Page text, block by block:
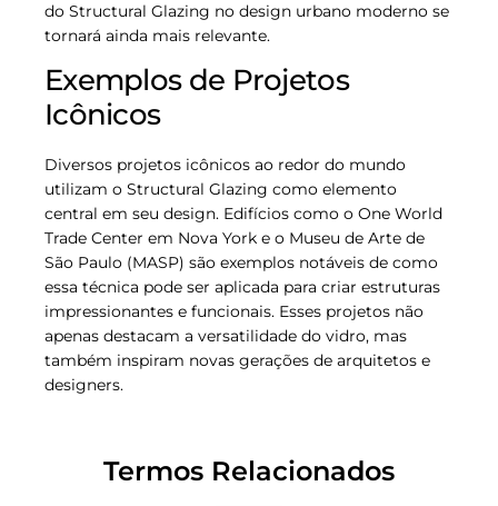
do Structural Glazing no design urbano moderno se
tornará ainda mais relevante.
Exemplos de Projetos
Icônicos
Diversos projetos icônicos ao redor do mundo
utilizam o Structural Glazing como elemento
central em seu design. Edifícios como o One World
Trade Center em Nova York e o Museu de Arte de
São Paulo (MASP) são exemplos notáveis de como
essa técnica pode ser aplicada para criar estruturas
impressionantes e funcionais. Esses projetos não
apenas destacam a versatilidade do vidro, mas
também inspiram novas gerações de arquitetos e
designers.
Termos Relacionados